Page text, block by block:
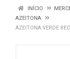
INÍCIO
AZEITONA
AZEITONA VERDE